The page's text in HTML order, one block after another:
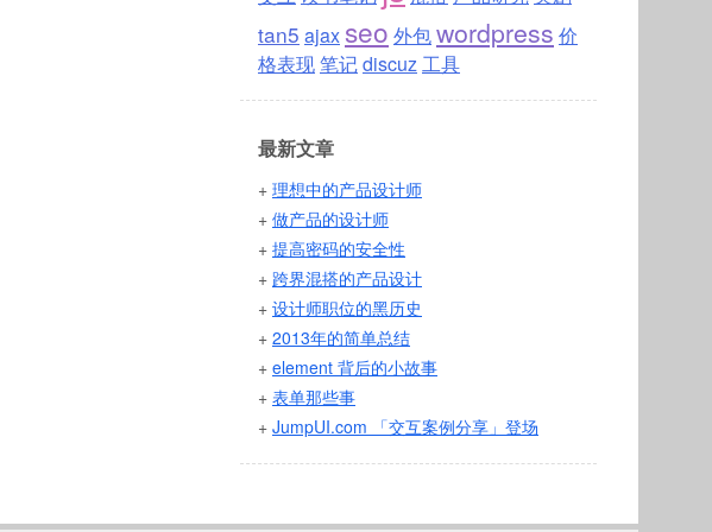
tan5 ajax seo 外包wordpress 价
格表现笔记discuz工具
最新文章
+ 理想中的产品设计师
+ 做产品的设计师
+ 提高密码的安全性
+ 跨界混搭的产品设计
+ 设计师职位的黑历史
+ 2013年的简单总结
+ element 背后的小故事
+ 表单那些事
+ JumpUI.com 「交互案例分享」登场